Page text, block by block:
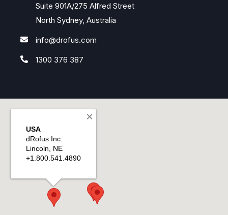
Suite 901A/275 Alfred Street
North Sydney, Australia
info@drofus.com
1300 376 387